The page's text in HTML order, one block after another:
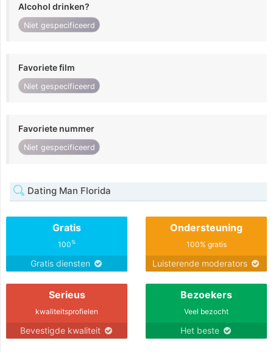
Alcohol drinken?
Niet gespecificeerd
Favoriete film
Niet gespecificeerd
Favoriete nummer
Niet gespecificeerd
Dating Man Florida
Gratis
100%
Gratis diensten
Ondersteuning
100% gratis
Luisterende moderators
Serieus
kwaliteitsprofielen
Bevestigde kwaliteit
Bezoekers
Veel bezocht
Het beste